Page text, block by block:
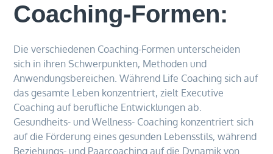
Coaching-Formen:
Die verschiedenen Coaching-Formen unterscheiden
sich in ihren Schwerpunkten, Methoden und
Anwendungsbereichen. Während Life Coaching sich auf
das gesamte Leben konzentriert, zielt Executive
Coaching auf berufliche Entwicklungen ab.
Gesundheits- und Wellness- Coaching konzentriert sich
auf die Förderung eines gesunden Lebensstils, während
Beziehungs- und Paarcoaching auf die Dynamik von